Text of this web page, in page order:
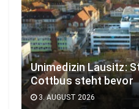
Unimedizin Lausitz:
Cottbus steht bevor
3. AUGUST 2026